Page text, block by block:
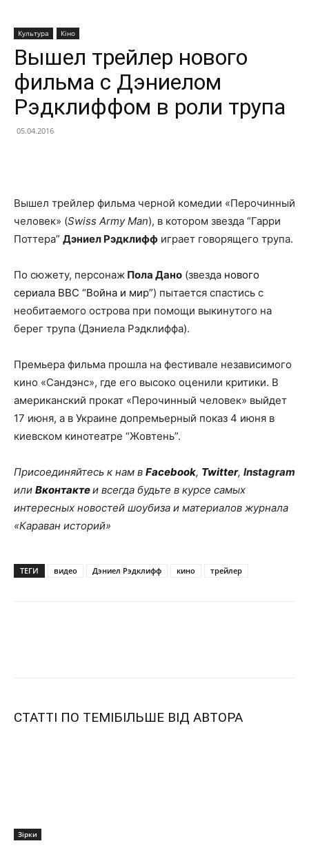
Культура Кіно
Вышел трейлер нового
фильма с Дэниелом
Рэдклиффом в роли трупа
05.04.2016
Вышел трейлер фильма черной комедии «Перочинный
человек» (Swiss Army Man), в котором звезда “Гарри
Поттера” Дэниел Рэдклифф играет говорящего трупа.
По сюжету, персонаж Пола Дано (звезда нового
сериала ВВС “Война и мир”) пытается спастись с
необитаемого острова при помощи выкинутого на
берег трупа (Дэниела Рэдклиффа).
Премьера фильма прошла на фестивале независимого
кино «Сандэнс», где его высоко оценили критики. В
американский прокат «Перочинный человек» выйдет
17 июня, а в Украине допремьерный показ 4 июня в
киевском кинотеатре “Жовтень”.
Присоединяйтесь к нам в Facebook, Twitter, Instagram
или Вконтактеи всегда будьте в курсе самых
интересных новостей шоубиза и материалов журнала
«Караван историй»
ТЕГИ видео Дэниел Рэдклифф кино трейлер
СТАТТІ ПО ТЕМІБІЛЬШЕ ВІД АВТОРА
Зірки